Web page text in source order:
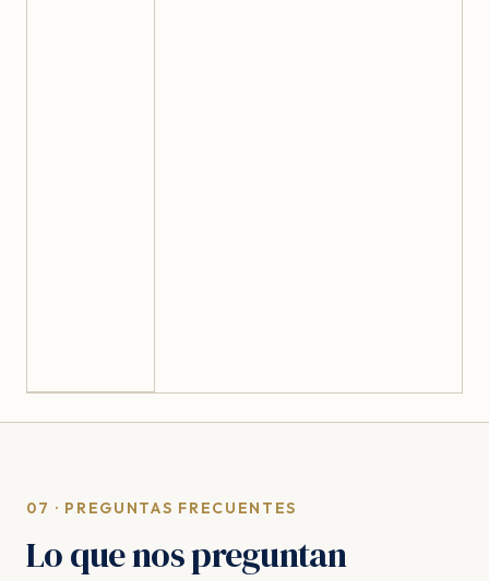
07 · PREGUNTAS FRECUENTES
Lo que nos preguntan